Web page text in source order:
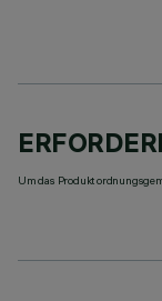
Um das Produkt